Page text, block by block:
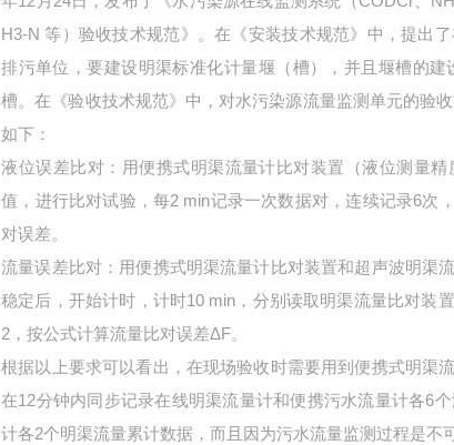
H3-N 等）验收技术规范》。在《安装技术规范》中，提出
排污单位，要建设明渠标准化计量堰（槽），并且堰槽的
槽。在《验收技术规范》中，对水污染源流量监测单元的验
如下：
液位误差比对：用便携式明渠流量计比对装置（液位测量精
值，进行比对试验，每2 min记录一次数据对，连续记录6次
对误差。
流量误差比对：用便携式明渠流量计比对装置和超声波明渠
稳定后，开始计时，计时10 min，分别读取明渠流量比对装
2，按公式计算流量比对误差ΔF。
根据以上要求可以看出，在现场验收时需要用到便携式明渠
在12分钟内同步记录在线明渠流量计和便携污水流量计各6
计各2个明渠流量累计数据，而且因为污水流量监测过程是